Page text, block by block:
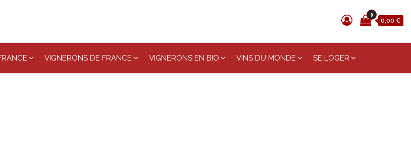
0
0,00 €
VIGNERONS DE FRANCE VIGNERONS EN BIO VINS DU MONDE SE LOGER